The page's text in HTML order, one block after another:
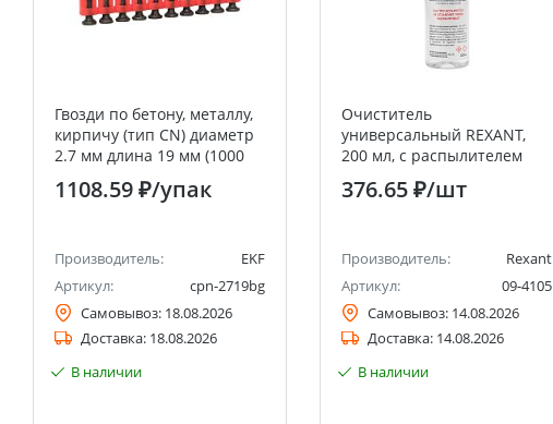
Гвозди по бетону, металлу,
кирпичу (тип CN) диаметр
2.7 мм длина 19 мм (1000
1108.59 ₽/упак
Производитель:
EKF
Артикул:
cpn-2719bg
Самовывоз: 18.08.2026
Доставка: 18.08.2026
В наличии
Очиститель
универсальный REXANT,
200 мл, с распылителем
(Абсолютированный 99,7%)
376.65 ₽/шт
Производитель:
Rexant
Артикул:
09-4105
Самовывоз: 14.08.2026
Доставка: 14.08.2026
В наличии